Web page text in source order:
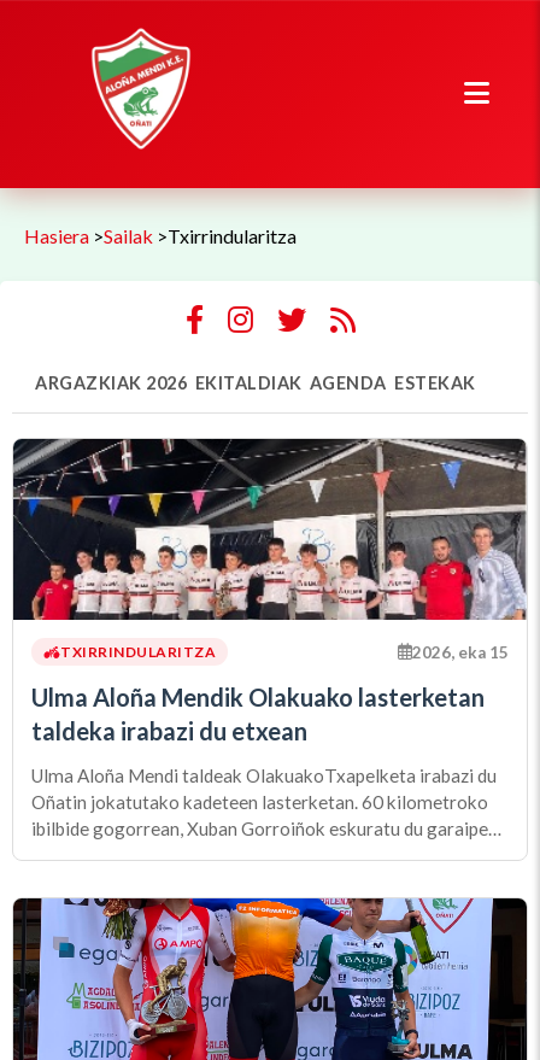
Hasiera >Sailak >Txirrindularitza
ARGAZKIAK 2026 EKITALDIAK AGENDA ESTEKAK
TXIRRINDULARITZA 2026, eka 15
Ulma Aloña Mendik Olakuako lasterketan
taldeka irabazi du etxean
Ulma Aloña Mendi taldeak OlakuakoTxapelketa irabazi du
Oñatin jokatutako kadeteen lasterketan. 60 kilometroko
ibilbide gogorrean, Xuban Gorroiñok eskuratu du garaipena
banaka. Etxeko taldeak lan bikaina egin eta taldekako